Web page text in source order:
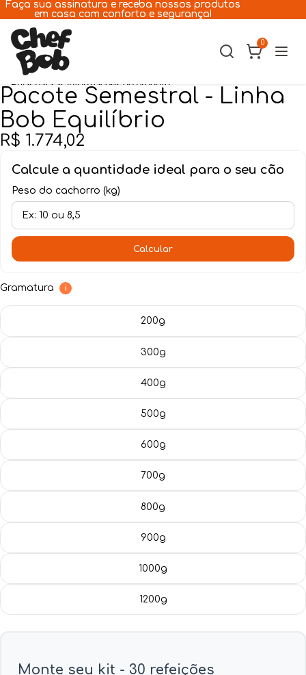
Faça sua assinatura e receba nossos produtos
em casa com conforto e segurança!
Faça sua assinatura e receba nossos produtos
em casa com conforto e segurança!
0
Cães
Gatos
A Chef Bob
Receitas
Assinatura
Pular para as informações do produto
Pacote Semestral - Linha
Bob Equilíbrio
R$ 1.774,02
Calcule a quantidade ideal para o seu cão
Peso do cachorro (kg)
Calcular
Gramatura i
200g
300g
400g
500g
600g
700g
800g
900g
1000g
1200g
Monte seu kit - 30 refeições